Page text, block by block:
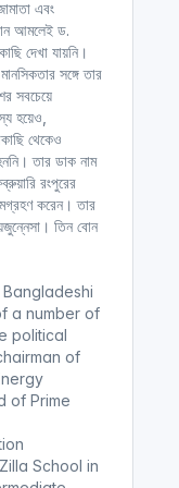
এবং
আমলেই ড.
দেখা যায়নি।
সঙ্গে তার
সবচেয়ে
হয়েও,
থেকেও
তার ডাক নাম
রংপুরের
করেন। তার
তিন বোন
a number of
political
of
of Prime
School in